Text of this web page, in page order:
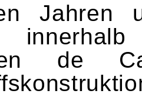
Jahren
de